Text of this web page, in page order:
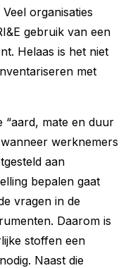
organisaties
gebruik van een
Helaas is het niet
met
“aard, mate en duur
werknemers
aan
bepalen gaat
vragen in de
Daarom is
stoffen een
Naast die